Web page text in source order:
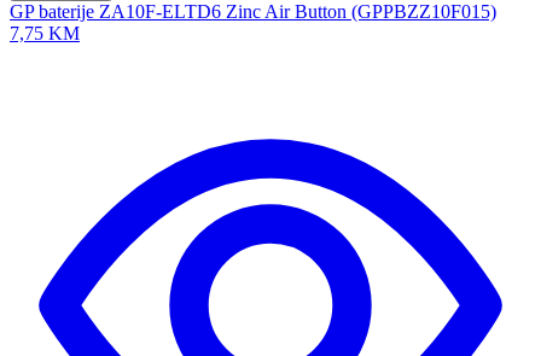
GP baterije ZA10F-ELTD6 Zinc Air Button (GPPBZZ10F015)
7,75 KM